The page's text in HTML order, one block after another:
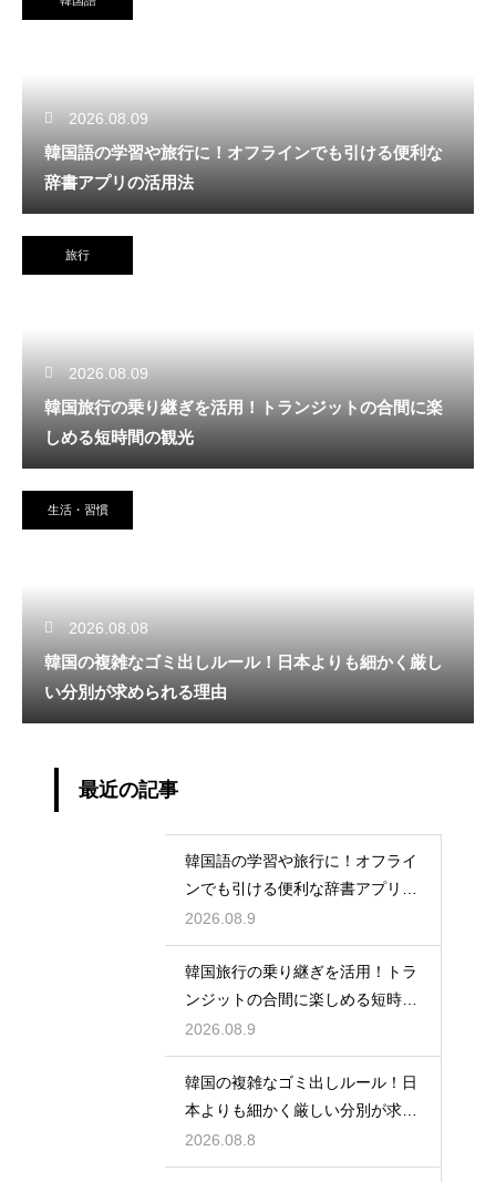
2026.08.09
韓国語の学習や旅行に！オフラインでも引ける便利な
辞書アプリの活用法
旅行
2026.08.09
韓国旅行の乗り継ぎを活用！トランジットの合間に楽
しめる短時間の観光
生活・習慣
2026.08.08
韓国の複雑なゴミ出しルール！日本よりも細かく厳し
い分別が求められる理由
最近の記事
韓国語の学習や旅行に！オフライ
ンでも引ける便利な辞書アプリの
活用法
2026.08.9
韓国旅行の乗り継ぎを活用！トラ
ンジットの合間に楽しめる短時間
の観光
2026.08.9
韓国の複雑なゴミ出しルール！日
本よりも細かく厳しい分別が求め
られる理由
2026.08.8